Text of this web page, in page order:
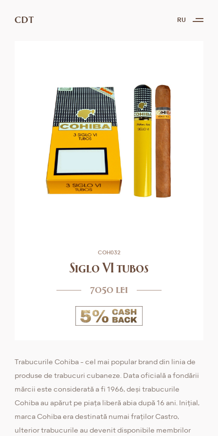
CDT RU
COH032
Siglo VI tubos
7050 lei
Trabucurile Cohiba - cel mai popular brand din linia de
produse de trabucuri cubaneze. Data oficială a fondării
mărcii este considerată a fi 1966, deși trabucurile
Cohiba au apărut pe piața liberă abia după 16 ani. Inițial,
marca Cohiba era destinată numai fraților Castro,
ulterior trabucurile au devenit disponibile membrilor